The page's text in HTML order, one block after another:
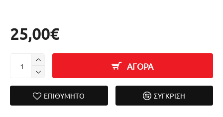
25,00€
ΑΓΟΡΑ
ΕΠΙΘΥΜΗΤΌ ΣΎΓΚΡΙΣΗ